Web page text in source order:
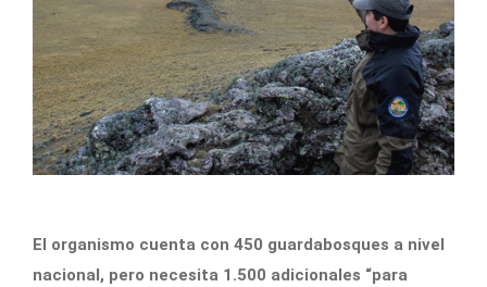
El organismo cuenta con 450 guardabosques a nivel
nacional, pero necesita 1.500 adicionales “para